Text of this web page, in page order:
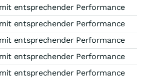
entsprechender Performance
entsprechender Performance
entsprechender Performance
entsprechender Performance
entsprechender Performance